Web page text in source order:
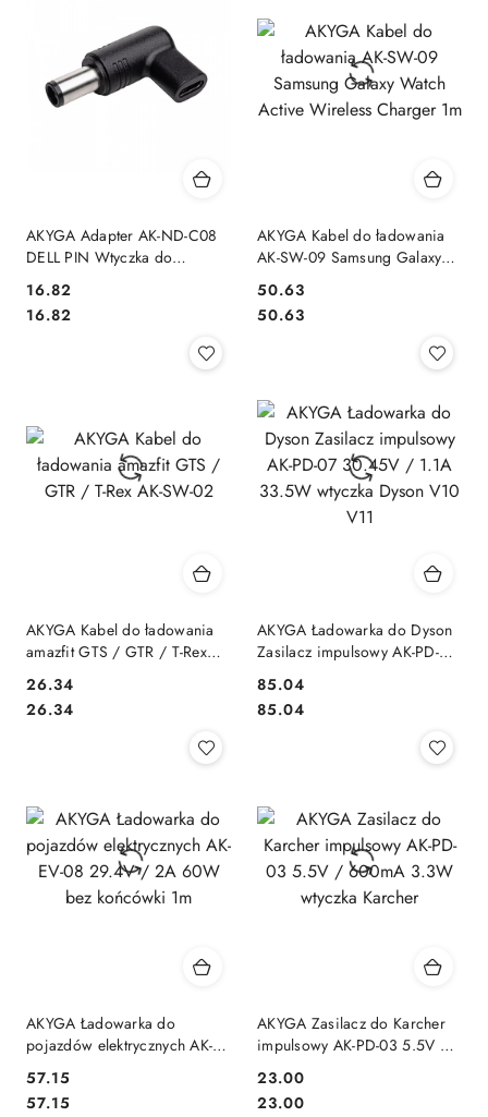
AKYGA Adapter AK-ND-C08
DELL PIN Wtyczka do
zasilacza uniwersalnego USB-
C / 7.4 X 5.0 MM + pin DELL
Cena:
16.82
Cena:
16.82
AKYGA Kabel do ładowania
AK-SW-09 Samsung Galaxy
Watch Active Wireless
Charger 1m
Cena:
50.63
Cena:
50.63
AKYGA Kabel do ładowania
amazfit GTS / GTR / T-Rex
Cena:
26.34
Cena:
26.34
AKYGA Ładowarka do Dyson
Zasilacz impulsowy AK-PD-07
Dyson V10 V11
Cena:
85.04
Cena:
85.04
AKYGA Ładowarka do
pojazdów elektrycznych AK-
EV-08 29.4V / 2A 60W bez
końcówki 1m
Cena:
57.15
Cena:
57.15
AKYGA Zasilacz do Karcher
impulsowy AK-PD-03 5.5V /
600mA 3.3W wtyczka
Karcher
Cena:
23.00
Cena:
23.00